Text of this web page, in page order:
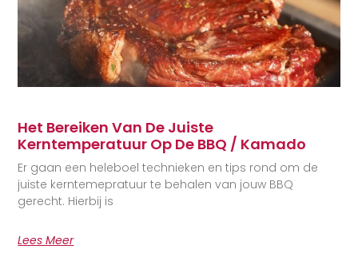
Het Bereiken Van De Juiste
Kerntemperatuur Op De BBQ / Kamado
Er gaan een heleboel technieken en tips rond om de
juiste kerntemepratuur te behalen van jouw BBQ
gerecht. Hierbij is
Lees Meer